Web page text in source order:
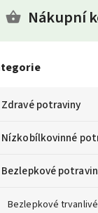
Nákupní
Zdravé potraviny
Nízkobílkovinné
Bezlepkové
Bezlepkové